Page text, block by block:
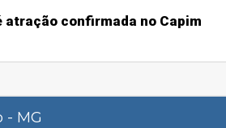
atração confirmada no Capim
- MG